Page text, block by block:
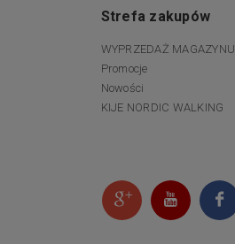
Strefa zakupów
WYPRZEDAŻ MAGAZYNU
Promocje
Nowości
KIJE NORDIC WALKING